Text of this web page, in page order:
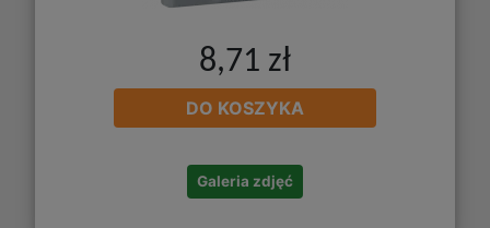
8,71 zł
DO KOSZYKA
Galeria zdjęć